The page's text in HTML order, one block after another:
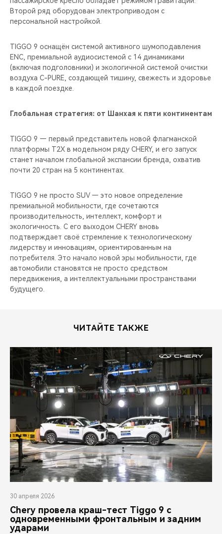
Второй ряд оборудован электроприводом с
персональной настройкой.
TIGGO 9 оснащён системой активного шумоподавления
ENC, премиальной аудиосистемой с 14 динамиками
(включая подголовники) и экологичной системой очистки
воздуха C-PURE, создающей тишину, свежесть и здоровье
в каждой поездке.
Глобальная стратегия: от Шанхая к пяти континентам
TIGGO 9 — первый представитель новой флагманской
платформы T2X в модельном ряду CHERY, и его запуск
станет началом глобальной экспансии бренда, охватив
почти 20 стран на 5 континентах.
TIGGO 9 не просто SUV — это новое определение
премиальной мобильности, где сочетаются
производительность, интеллект, комфорт и
экологичность. С его выходом CHERY вновь
подтверждает своё стремление к технологическому
лидерству и инновациям, ориентированным на
потребителя. Это начало новой эры мобильности, где
автомобили становятся не просто средством
передвижения, а интеллектуальными пространствами
будущего.
ЧИТАЙТЕ ТАКЖЕ
30 апреля 2026
Chery провела краш-тест Tiggo 9 с
одновременными фронтальным и задним
ударами